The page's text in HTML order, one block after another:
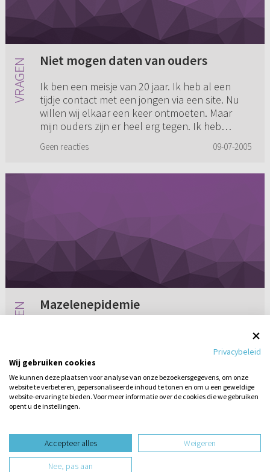
Niet mogen daten van ouders
Ik ben een meisje van 20 jaar. Ik heb al een
tijdje contact met een jongen via een site. Nu
willen wij elkaar een keer ontmoeten. Maar
mijn ouders zijn er heel erg tegen. Ik heb
Geen reacties 09-07-2005
Mazelenepidemie
nog geen mazelen voor maar ik denk dat dat
niet lang meer zal duren, omdat hier ook veel
reformatorische mensen...
Geen reacties 09-07-2013
design website door
website-ontwikkeling door
een vraag
Privacybeleid
Wij gebruiken cookies
We kunnen deze plaatsen voor analyse van onze bezoekersgegevens, om onze
website te verbeteren, gepersonaliseerde inhoud te tonen en om u een geweldige
website-ervaring te bieden. Voor meer informatie over de cookies die we gebruiken
opent u de instellingen.
Accepteer alles Weigeren
Nee, pas aan